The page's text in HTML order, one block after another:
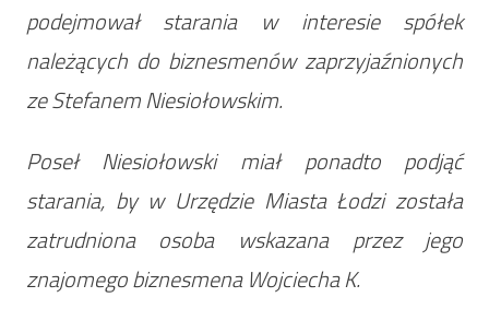
podejmował starania w interesie spółek
należących do biznesmenów zaprzyjaźnionych
ze Stefanem Niesiołowskim.
Poseł Niesiołowski miał ponadto podjąć
starania, by w Urzędzie Miasta Łodzi została
zatrudniona osoba wskazana przez jego
znajomego biznesmena Wojciecha K.